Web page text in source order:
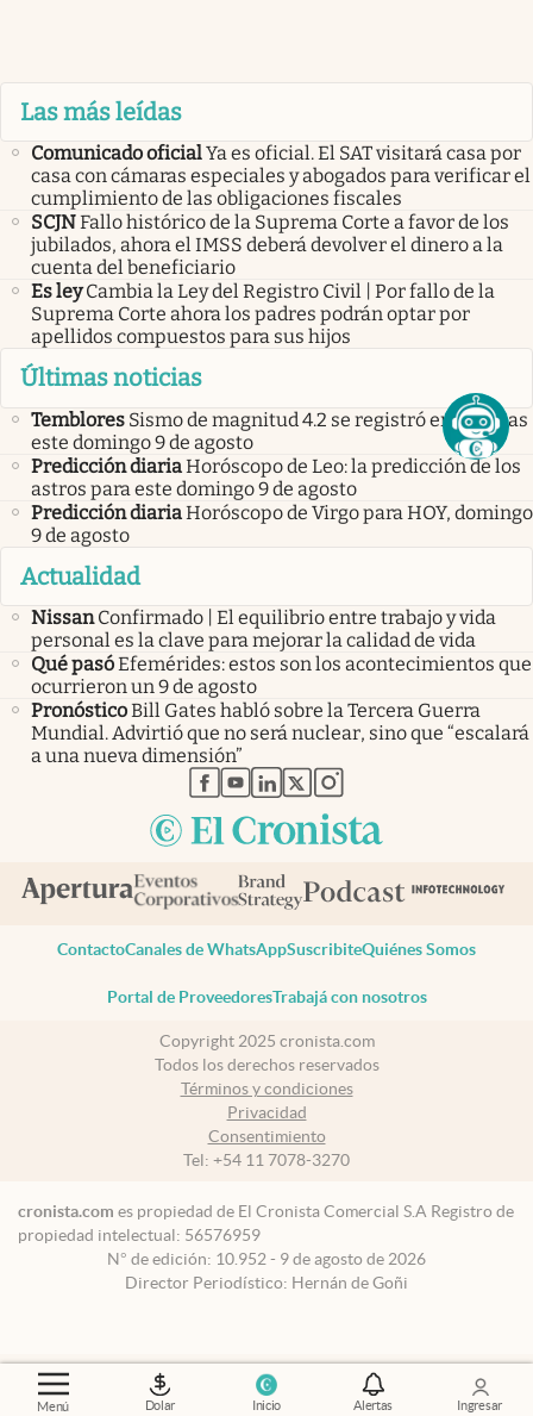
Menú Dolar Inicio Alertas Ingresar
Las más leídas
Comunicado oficialYa es oficial. El SAT visitará casa por
casa con cámaras especiales y abogados para verificar el
cumplimiento de las obligaciones fiscales
SCJNFallo histórico de la Suprema Corte a favor de los
jubilados, ahora el IMSS deberá devolver el dinero a la
cuenta del beneficiario
Es ley Cambia la Ley del Registro Civil | Por fallo de la
Suprema Corte ahora los padres podrán optar por
apellidos compuestos para sus hijos
Últimas noticias
Temblores Sismo de magnitud 4.2 se registró en Chiapas
este domingo 9 de agosto
Predicción diariaHoróscopo de Leo: la predicción de los
astros para este domingo 9 de agosto
Predicción diariaHoróscopo de Virgo para HOY, domingo
9 de agosto
Actualidad
Nissan Confirmado | El equilibrio entre trabajo y vida
personal es la clave para mejorar la calidad de vida
Qué pasóEfemérides: estos son los acontecimientos que
ocurrieron un 9 de agosto
PronósticoBill Gates habló sobre la Tercera Guerra
Mundial. Advirtió que no será nuclear, sino que “escalará
a una nueva dimensión”
abre en nueva pestaña
abre en nueva pestaña
abre en nueva pestaña
abre en nueva pestaña
abre en nueva pestaña
ContactoCanales de WhatsAppSuscribiteQuiénes Somos
Portal de ProveedoresTrabajá con nosotros
Copyright 2025 cronista.com
Todos los derechos reservados
Términos y condiciones
Privacidad
Consentimiento
Tel: +54 11 7078-3270
cronista.com es propiedad de El Cronista Comercial S.A Registro de
propiedad intelectual: 56576959
N° de edición: 10.952 - 9 de agosto de 2026
Director Periodístico: Hernán de Goñi